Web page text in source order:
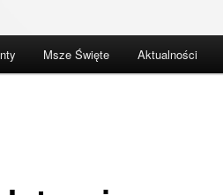
Msze Święte Aktualności